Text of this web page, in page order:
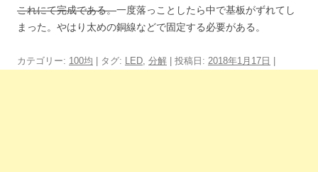
これにて完成である。一度落っことしたら中で基板がずれてし
まった。やはり太めの銅線などで固定する必要がある。
カテゴリー: 100均 | タグ: LED, 分解 | 投稿日: 2018年1月17日